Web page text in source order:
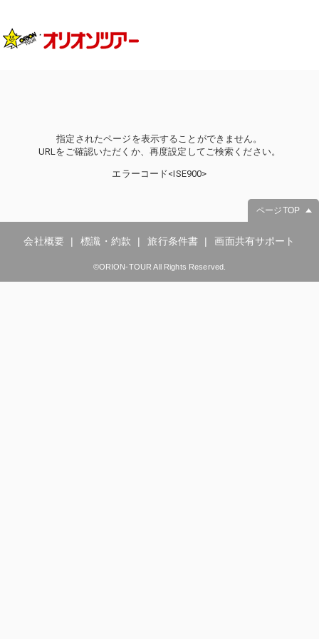
指定されたページを表示することができません。
URLをご確認いただくか、再度設定してご検索ください。
エラーコード<ISE900>
ページTOP
会社概要 標識・約款 旅行条件書 画面共有サポート
©ORION-TOUR All Rights Reserved.